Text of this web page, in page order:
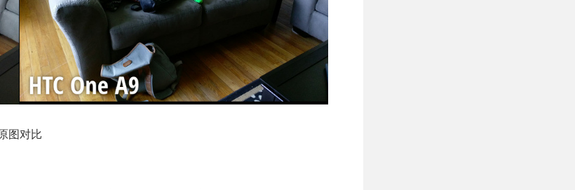
图对比